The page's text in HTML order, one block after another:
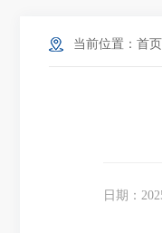
当前位置： 首页
日期：